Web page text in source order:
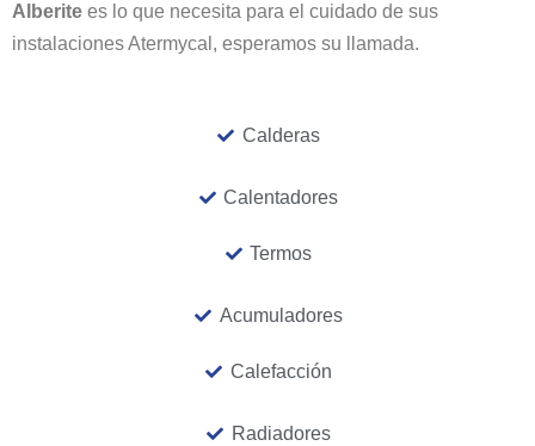
Alberite es lo que necesita para el cuidado de sus
instalaciones Atermycal, esperamos su llamada.
Calderas
Calentadores
Termos
Acumuladores
Calefacción
Radiadores